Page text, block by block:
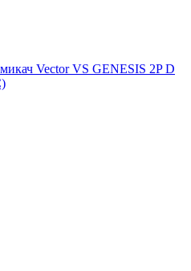
Vector VS GENESIS 2P D